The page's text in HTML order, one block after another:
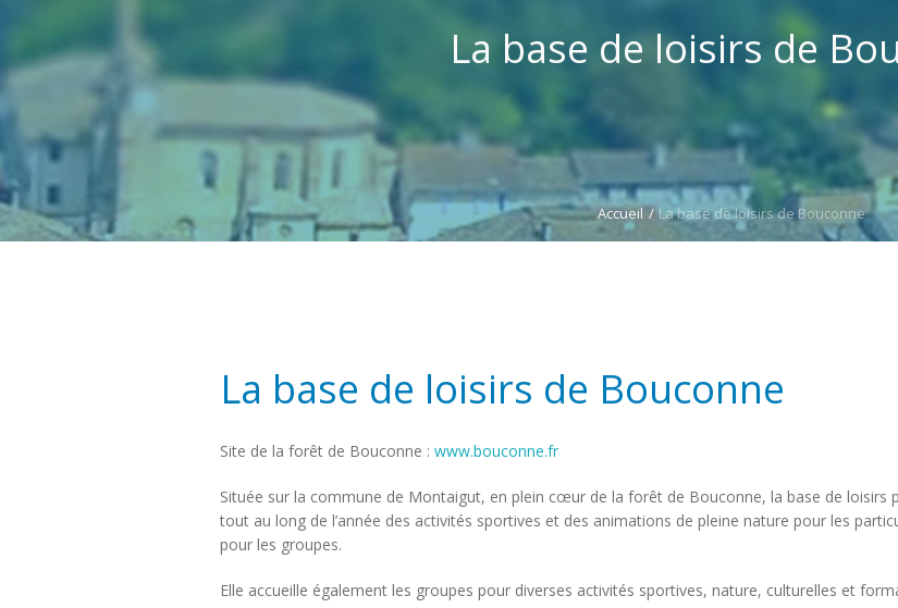
La base de loisirs de
Accueil /La base de loisirs de Bouconne
La base de loisirs de Bouconne
Site de la forêt de Bouconne : www.bouconne.fr
Située sur la commune de Montaigut, en plein cœur de la forêt de Bouconne, la base de loisirs
tout au long de l’année des activités sportives et des animations de pleine nature pour les
pour les groupes.
Elle accueille également les groupes pour diverses activités sportives, nature, culturelles et